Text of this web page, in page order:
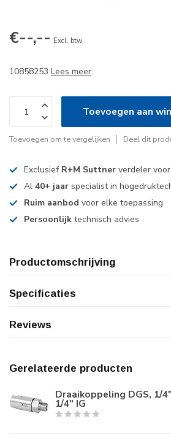
€--,-- Excl. btw
10858253 Lees meer.
Toevoegen aan
Toevoegen om te vergelijken Deel dit
Exclusief R+M Suttner verdeler
Al 40+ jaar specialist in
Ruim aanbod voor elke toepassing
Persoonlijk technisch advies
Productomschrijving
Specificaties
Reviews
Gerelateerde producten
Draaikoppeling DGS, 1/
1/4" IG